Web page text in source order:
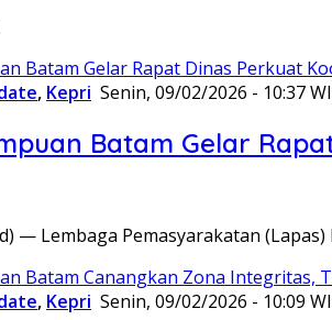
, Kepri Senin, 09/02/2026 - 10:37
Batam Gelar
— Lembaga Pemasyarakatan
, Kepri Senin, 09/02/2026 - 10:09